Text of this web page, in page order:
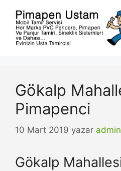
Gökalp
Pimapenci
10 Mart 2019 yazar admin
Gökalp